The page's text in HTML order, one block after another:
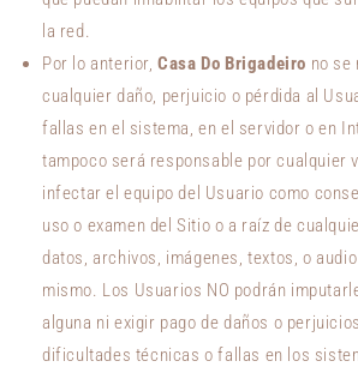
la red.
Por lo anterior,Casa Do Brigadeiro no se
cualquier daño, perjuicio o pérdida al
fallas en el sistema, en el servidor o en
tampoco será responsable por cualquier
infectar el equipo del Usuario como
uso o examen del Sitio o a raíz de
datos, archivos, imágenes, textos, o
mismo. Los Usuarios NO podrán
alguna ni exigir pago de daños o
dificultades técnicas o fallas en los